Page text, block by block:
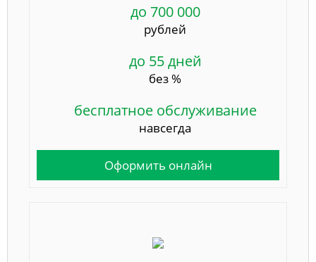
до 700 000
рублей
до 55 дней
без %
бесплатное обслуживание
навсегда
Оформить онлайн